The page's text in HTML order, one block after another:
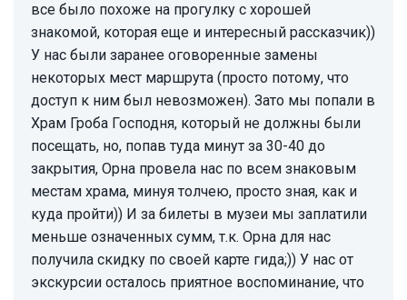
все было похоже на прогулку с хорошей
знакомой, которая еще и интересный рассказчик))
У нас были заранее оговоренные замены
некоторых мест маршрута (просто потому, что
доступ к ним был невозможен). Зато мы попали в
Храм Гроба Господня, который не должны были
посещать, но, попав туда минут за 30-40 до
закрытия, Орна провела нас по всем знаковым
местам храма, минуя толчею, просто зная, как и
куда пройти)) И за билеты в музеи мы заплатили
меньше означенных сумм, т.к. Орна для нас
получила скидку по своей карте гида;)) У нас от
экскурсии осталось приятное воспоминание, что